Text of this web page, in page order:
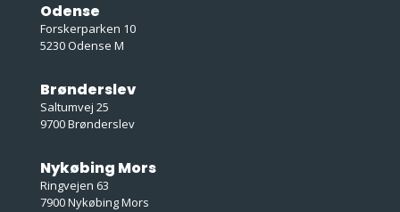
Odense
Forskerparken 10
5230 Odense M
Brønderslev
Saltumvej 25
9700 Brønderslev
Nykøbing Mors
Ringvejen 63
7900 Nykøbing Mors